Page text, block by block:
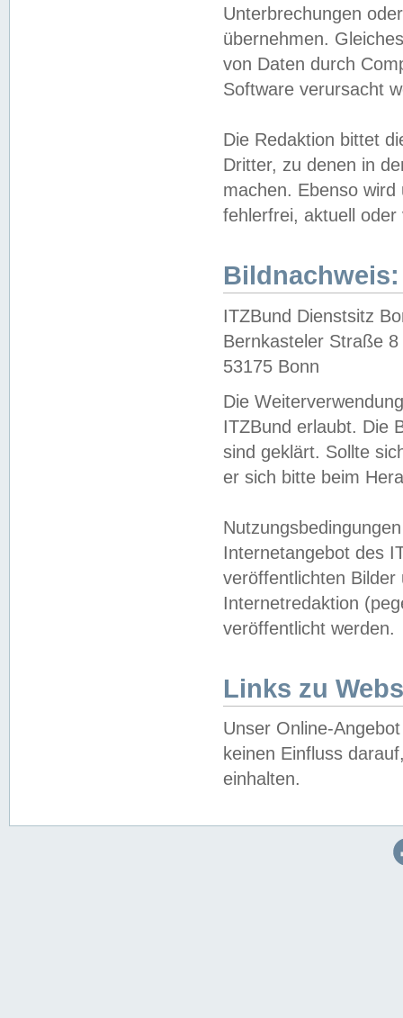
Unterbrechungen
übernehmen.
von Daten durch
Software verursacht
Die Redaktion bittet
Dritter, zu denen in
machen. Ebenso
fehlerfrei, aktuell oder
Bildnachweis:
ITZBund Dienstsitz
Bernkasteler Straße 8
53175 Bonn
Die
ITZBund erlaubt. Die
sind geklärt. Sollte
er sich bitte beim
Internetangebot des
veröffentlichten
Internetredaktion
veröffentlicht werden.
Links zu
Unser Online-
keinen Einfluss
einhalten.